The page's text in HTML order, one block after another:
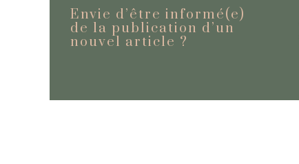
Envie d’être informé(e)
de la publication d’un
nouvel article ?